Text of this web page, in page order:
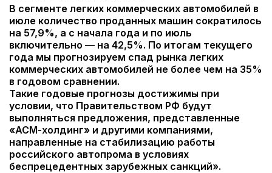
В сегменте легких коммерческих автомобилей в
июле количество проданных машин сократилось
на 57,9%, а с начала года и по июль
включительно — на 42,5%. По итогам текущего
года мы прогнозируем спад рынка легких
коммерческих автомобилей не более чем на 35%
в годовом сравнении.
Такие годовые прогнозы достижимы при
условии, что Правительством РФ будут
выполняться предложения, представленные
«АСМ-холдинг» и другими компаниями,
направленные на стабилизацию работы
российского автопрома в условиях
беспрецедентных зарубежных санкций».